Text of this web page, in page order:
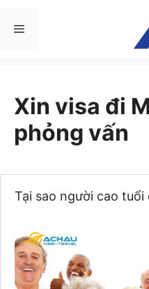
đến Menu
Xin visa đi
phỏng vấn
Tại sao người cao